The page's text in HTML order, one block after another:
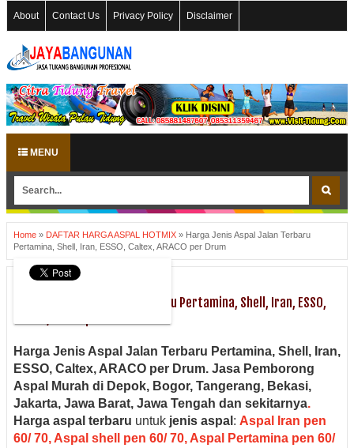
About Contact Us Privacy Policy Disclaimer
MENU
Home » DAFTAR HARGA ASPAL HOTMIX » Harga Jenis Aspal Jalan Terbaru
Pertamina, Shell, Iran, ESSO, Caltex, ARACO per Drum
DAFTAR HARGA ASPAL HOTMIX
Harga Jenis Aspal Jalan Terbaru Pertamina, Shell, Iran, ESSO,
Harga Jenis Aspal Jalan Terbaru Pertamina, Shell, Iran,
ESSO, Caltex, ARACO per Drum. Jasa Pemborong
Aspal Murah di Depok, Bogor, Tangerang, Bekasi,
Jakarta, Jawa Barat, Jawa Tengah dan sekitarnya.
Harga aspal terbaru untuk jenis aspal : Aspal Iran pen
60/ 70, Aspal shell pen 60/ 70, Aspal Pertamina pen 60/